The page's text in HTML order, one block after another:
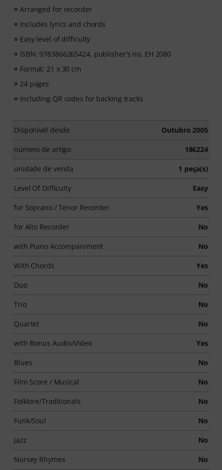
Arranged for recorder
Includes lyrics and chords
Easy level of difficulty
ISBN: 9783866265424, publisher's no. EH 2080
Format: 21 x 30 cm
24 pages
Including QR codes for backing tracks
Disponível desde Outubro 2005
número de artigo 186224
unidade de venda 1 peça(s)
Level Of Difficulty Easy
for Soprano / Tenor Recorder Yes
for Alto Recorder No
with Piano Accompaniment No
With Chords Yes
Duo No
Trio No
Quartet No
with Bonus Audio/Video Yes
Blues No
Film Score / Musical No
Folklore/Traditionals No
Funk/Soul No
Jazz No
Nursey Rhymes No